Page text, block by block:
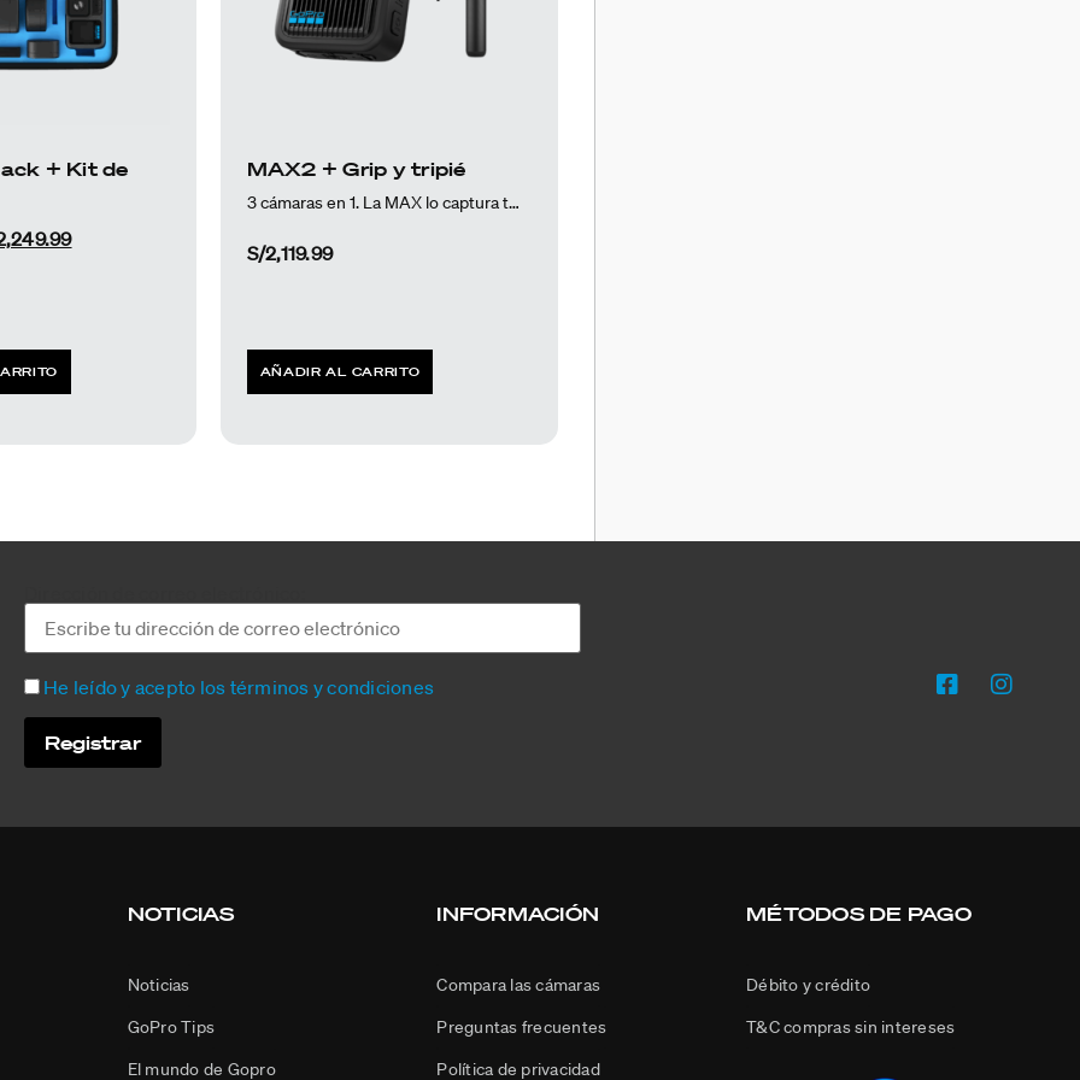
+ Kit de MAX2 + Grip y tripié
3 cámaras en 1. La MAX lo captura todo.
S/2,119.99
AÑADIR AL CARRITO
He leído y acepto los términos y condiciones
NOTICIAS
Noticias
GoPro Tips
El mundo de Gopro
INFORMACIÓN
Compara las cámaras
Preguntas frecuentes
Política de privacidad
MÉTODOS DE PAGO
Débito y crédito
T&C compras sin intereses